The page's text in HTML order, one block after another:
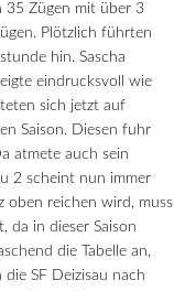
35 Zügen mit über 3
Plötzlich führten
hin. Sascha
eindrucksvoll wie
sich jetzt auf
Saison. Diesen fuhr
atmete auch sein
2 scheint nun immer
oben reichen wird, muss
da in dieser Saison
die Tabelle an,
SF Deizisau nach